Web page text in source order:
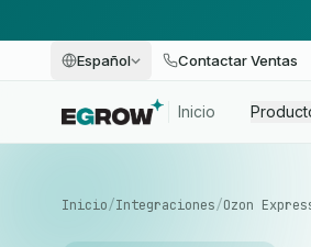
Español Contactar Ventas
Inicio
Inicio/Integraciones/Ozon